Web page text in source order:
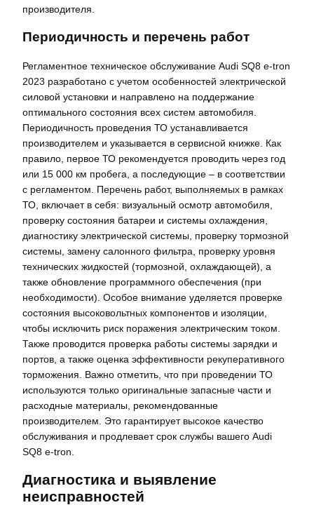
производителя.
Периодичность и перечень работ
Регламентное техническое обслуживание Audi SQ8 e-tron
2023 разработано с учетом особенностей электрической
силовой установки и направлено на поддержание
оптимального состояния всех систем автомобиля.
Периодичность проведения ТО устанавливается
производителем и указывается в сервисной книжке. Как
правило, первое ТО рекомендуется проводить через год
или 15 000 км пробега, а последующие – в соответствии
с регламентом. Перечень работ, выполняемых в рамках
ТО, включает в себя: визуальный осмотр автомобиля,
проверку состояния батареи и системы охлаждения,
диагностику электрической системы, проверку тормозной
системы, замену салонного фильтра, проверку уровня
технических жидкостей (тормозной, охлаждающей), а
также обновление программного обеспечения (при
необходимости). Особое внимание уделяется проверке
состояния высоковольтных компонентов и изоляции,
чтобы исключить риск поражения электрическим током.
Также проводится проверка работы системы зарядки и
портов, а также оценка эффективности рекуперативного
торможения. Важно отметить, что при проведении ТО
используются только оригинальные запасные части и
расходные материалы, рекомендованные
производителем. Это гарантирует высокое качество
обслуживания и продлевает срок службы вашего Audi
SQ8 e-tron.
Диагностика и выявление
неисправностей